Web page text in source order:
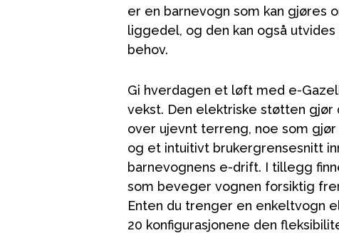
er en barnevogn som kan gjøres
liggedel, og den kan også
behov.
Gi hverdagen et løft med e-
vekst. Den elektriske støtten
over ujevnt terreng, noe som
og et intuitivt brukergrensesnitt
barnevognens e-drift. I tillegg
som beveger vognen forsiktig
Enten du trenger en enkeltvogn
20 konfigurasjonene den